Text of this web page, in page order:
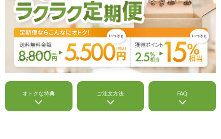
オトクな特典 ご注文方法 FAQ